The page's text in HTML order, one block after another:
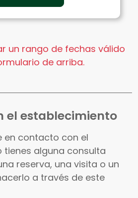
un rango de fechas válido
de arriba.
el establecimiento
en contacto con el
alguna consulta
reserva, una visita o un
a través de este